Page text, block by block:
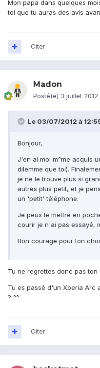
Mon papa dans quelques
toi que tu auras des avis
Citer
Madon
Posté(e) 3 juillet 2012
Le 03/07/2012 à
Bonjour,
J'en ai moi m^me acquis
dilemme que toi).
je ne le trouve plus si
autres plus petit, et je
un 'petit' téléphone.
Je peux le mettre en
courir je n'ai pas essayé,
Bon courage pour ton
Tu ne regrettes donc pas ton
Tu es passé d'un Xperia Arc
? ^^
Citer